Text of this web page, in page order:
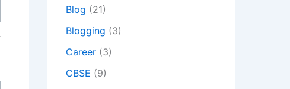
Blog (21)
Blogging (3)
Career (3)
CBSE (9)